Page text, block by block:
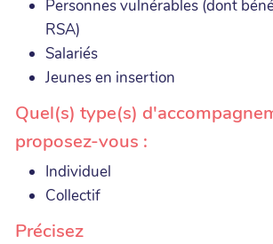
Personnes vulnérables (dont
RSA)
Salariés
Jeunes en insertion
Quel(s) type(s)
proposez-vous :
Individuel
Collectif
Précisez